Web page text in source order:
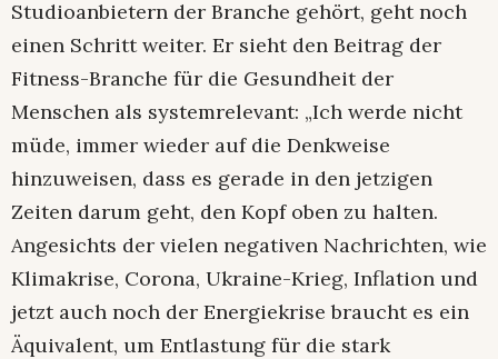
Studioanbietern der Branche gehört, geht noch
einen Schritt weiter. Er sieht den Beitrag der
Fitness-Branche für die Gesundheit der
Menschen als systemrelevant: „Ich werde nicht
müde, immer wieder auf die Denkweise
hinzuweisen, dass es gerade in den jetzigen
Zeiten darum geht, den Kopf oben zu halten.
Angesichts der vielen negativen Nachrichten, wie
Klimakrise, Corona, Ukraine-Krieg, Inflation und
jetzt auch noch der Energiekrise braucht es ein
Äquivalent, um Entlastung für die stark